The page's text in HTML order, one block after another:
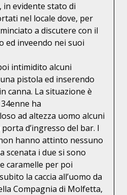
in evidente stato di
nel locale dove, per
a discutere con il
ed inveendo nei suoi
intimidito alcuni
pistola ed inserendo
canna. La situazione è
ha
ad altezza uomo alcuni
d’ingresso del bar. I
hanno attinto nessuno
scenata i due si sono
caramelle per poi
la caccia all’uomo da
Compagnia di Molfetta,